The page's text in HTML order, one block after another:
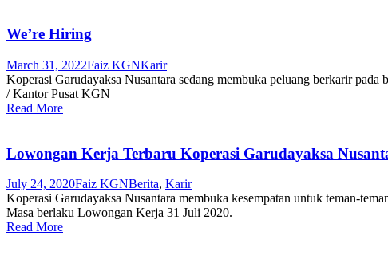
We’re Hiring
March 31, 2022Faiz KGNKarir
Koperasi Garudayaksa Nusantara sedang membuka peluang berkarir
/ Kantor Pusat KGN
Read More
Lowongan Kerja Terbaru Koperasi Garudayaksa
July 24, 2020Faiz KGNBerita, Karir
Koperasi Garudayaksa Nusantara membuka kesempatan untuk teman-
Masa berlaku Lowongan Kerja 31 Juli 2020.
Read More